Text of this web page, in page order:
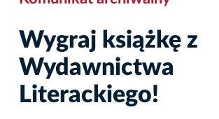
Wygraj książkę z
Wydawnictwa
Literackiego!